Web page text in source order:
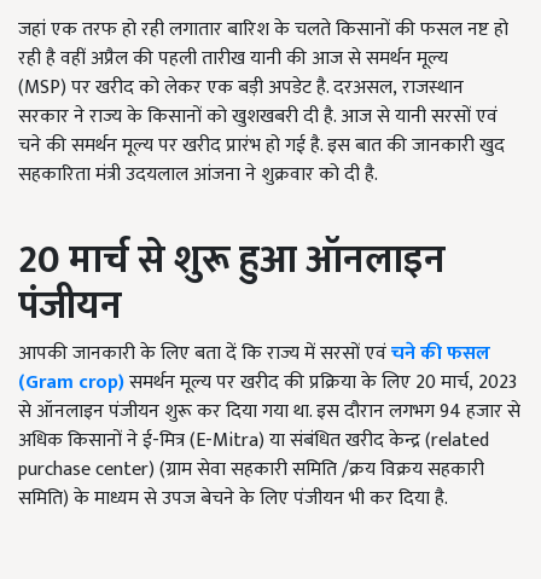
जहां एक तरफ हो रही लगातार बारिश के चलते किसानों की फसल नष्ट हो
रही है वहीं अप्रैल की पहली तारीख यानी की आज से समर्थन मूल्य
(MSP)पर खरीद को लेकर एक बड़ी अपडेट है. दरअसल,राजस्थान
सरकारने राज्य के किसानों को खुशखबरी दी है. आज से यानी सरसों एवं
चने की समर्थन मूल्य पर खरीद प्रारंभ हो गई है. इस बात की जानकारी खुद
सहकारिता मंत्री उदयलाल आंजना ने शुक्रवार को दी है.
20 मार्च से शुरू हुआ ऑनलाइन
पंजीयन
आपकी जानकारी के लिए बता दें कि राज्य में सरसों एवंचने की फसल
(Gram crop)समर्थन मूल्य पर खरीद की प्रक्रिया के लिए 20 मार्च,2023
से ऑनलाइन पंजीयन शुरू कर दिया गया था. इस दौरान लगभग 94 हजार से
अधिक किसानों ने ई-मित्र (E-Mitra)या संबंधित खरीद केन्द्र (related
purchase center) (ग्राम सेवा सहकारी समिति /क्रय विक्रय सहकारी
समिति) के माध्यम से उपज बेचने के लिए पंजीयन भी कर दिया है.